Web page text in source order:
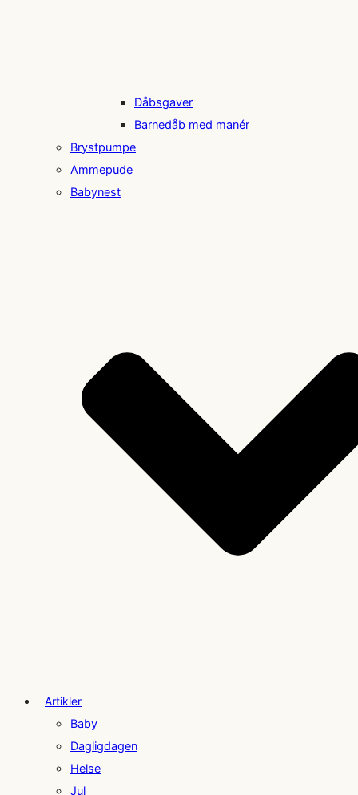
Dåbsgaver
Barnedåb med manér
Brystpumpe
Ammepude
Babynest
Artikler
Baby
Dagligdagen
Helse
Jul